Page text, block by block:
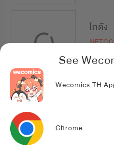
See
Wecomics TH
Chrome
โกดัง